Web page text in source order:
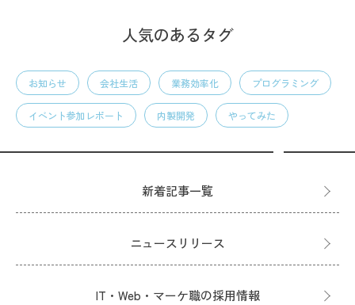
人気のあるタグ
お知らせ 会社生活 業務効率化 プログラミング
イベント参加レポート 内製開発 やってみた
新着記事一覧
ニュースリリース
IT・Web・マーケ職の採用情報